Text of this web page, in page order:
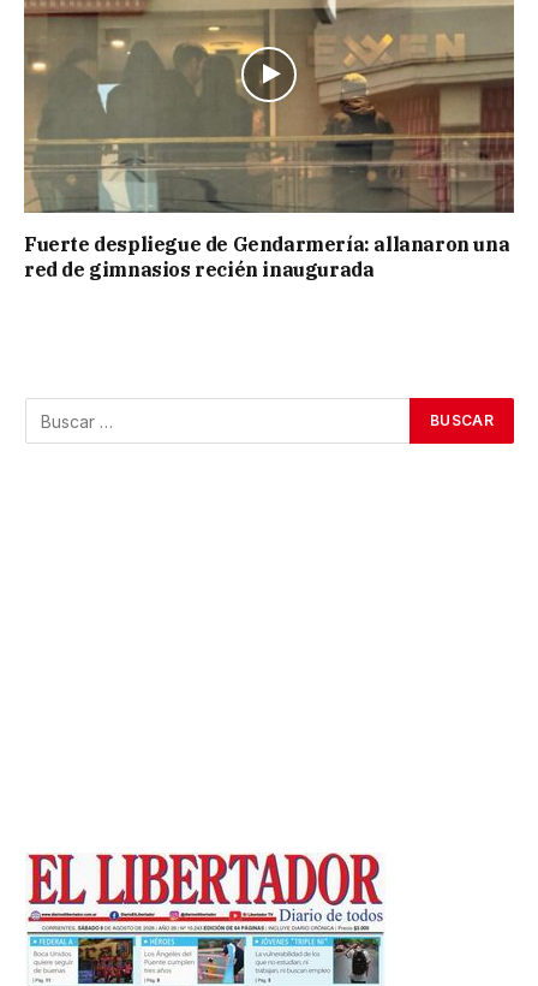
Fuerte despliegue de Gendarmería: allanaron una
red de gimnasios recién inaugurada